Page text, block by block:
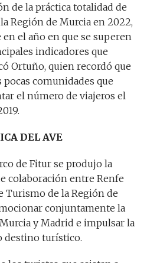
de la práctica totalidad de
Región de Murcia en 2022,
el año en que se superen
indicadores que
Ortuño, quien recordó que
comunidades que
el número de viajeros el
DEL AVE
de Fitur se produjo la
colaboración entre Renfe
Turismo de la Región de
conjuntamente la
y Madrid e impulsar la
destino turístico.